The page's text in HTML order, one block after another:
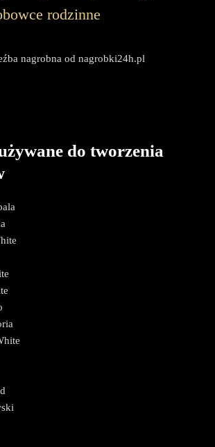
rodzinne
do tworzenia